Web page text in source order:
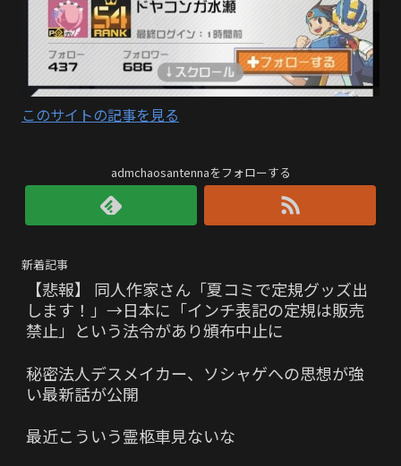
このサイトの記事を見る
admchaosantennaをフォローする
新着記事
【悲報】 同人作家さん「夏コミで定規グッズ出
します！」→日本に「インチ表記の定規は販売
禁止」という法令があり頒布中止に
秘密法人デスメイカー、ソシャゲへの思想が強
い最新話が公開
最近こういう霊柩車見ないな